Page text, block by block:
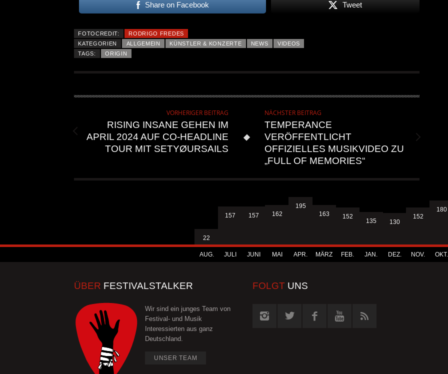
Share on Facebook Tweet
FOTOCREDIT:
RODRIGO FREDES
KATEGORIEN
ALLGEMEIN KÜNSTLER & KONZERTE NEWS
VIDEOS
TAGS:
ORIGIN
VORHERIGER BEITRAG
RISING INSANE GEHEN IM
APRIL 2024 AUF CO-HEADLINE
TOUR MIT SETYØURSAILS
NÄCHSTER BEITRAG
TEMPERANCE
VERÖFFENTLICHT
OFFIZIELLES MUSIKVIDEO ZU
„FULL OF MEMORIES“
22
AUG.
157
JULI
157
JUNI
162
MAI
195
APR.
163
MÄRZ
152
FEB.
135
JAN.
130
DEZ.
152
NOV.
180
OKT.
ÜBER FESTIVALSTALKER
Wir sind ein junges Team von
Festival- und Musik
Interessierten aus ganz
Deutschland.
UNSER TEAM
FOLGT UNS